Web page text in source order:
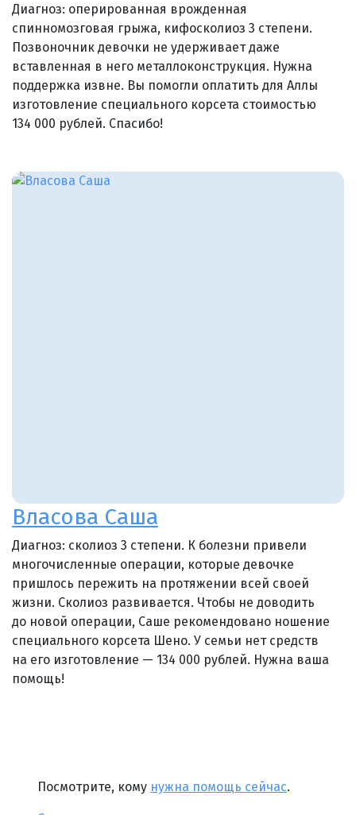
Диагноз: оперированная врожденная
спинномозговая грыжа, кифосколиоз 3 степени.
Позвоночник девочки не удерживает даже
вставленная в него металлоконструкция. Нужна
поддержка извне. Вы помогли оплатить для Аллы
изготовление специального корсета стоимостью
134 000 рублей. Спасибо!
Власова Саша
Диагноз: сколиоз 3 степени. К болезни привели
многочисленные операции, которые девочке
пришлось пережить на протяжении всей своей
жизни. Сколиоз развивается. Чтобы не доводить
до новой операции, Саше рекомендовано ношение
специального корсета Шено. У семьи нет средств
на его изготовление — 134 000 рублей. Нужна ваша
помощь!
Посмотрите, кому нужна помощь сейчас.